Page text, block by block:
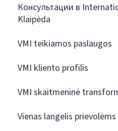
Консультации в
Klaipėda
VMI teikiamos paslaugos
VMI kliento profilis
VMI skaitmeninė
Vienas langelis